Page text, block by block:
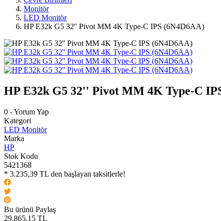
Monitör
LED Monitör
HP E32k G5 32'' Pivot MM 4K Type-C IPS (6N4D6AA)
HP E32k G5 32'' Pivot MM 4K Type-C
0 - Yorum Yap
Kategori
LED Monitör
Marka
HP
Stok Kodu
5421368
* 3.235,39 TL den başlayan taksitlerle!
Bu ürünü Paylaş
29.865,15 TL